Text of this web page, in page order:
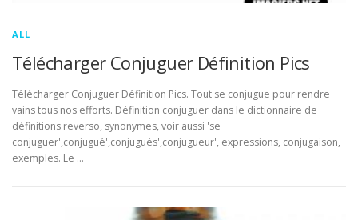
ALL
Télécharger Conjuguer Définition Pics
Télécharger Conjuguer Définition Pics. Tout se conjugue pour rendre
vains tous nos efforts. Définition conjuguer dans le dictionnaire de
définitions reverso, synonymes, voir aussi 'se
conjuguer',conjugué',conjugués',conjugueur', expressions, conjugaison,
exemples. Le …